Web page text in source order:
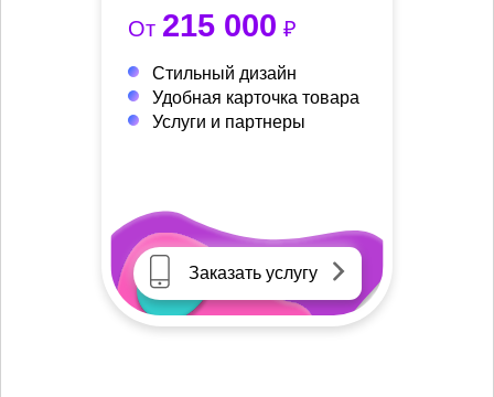
От 215 000 ₽
Стильный дизайн
Удобная карточка товара
Услуги и партнеры
Заказать услугу